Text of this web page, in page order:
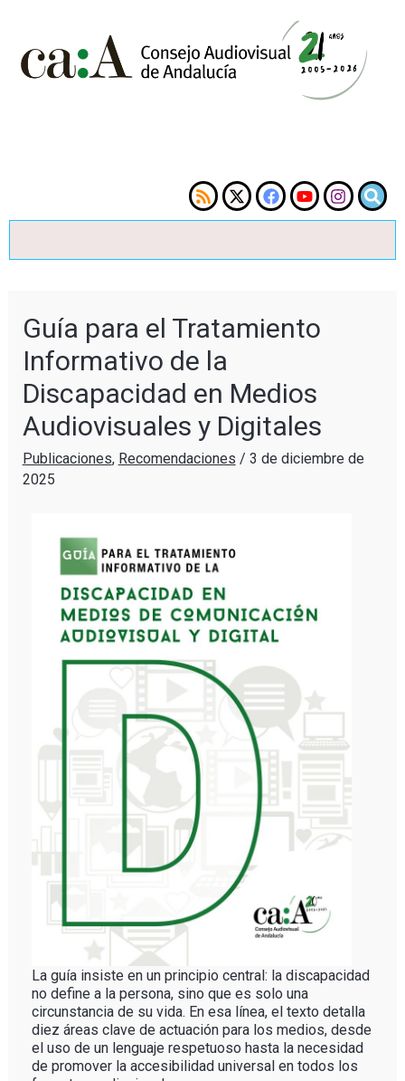
Guía para el Tratamiento
Informativo de la
Discapacidad en Medios
Audiovisuales y Digitales
Publicaciones, Recomendaciones / 3 de diciembre de
2025
La guía insiste en un principio central: la discapacidad
no define a la persona, sino que es solo una
circunstancia de su vida. En esa línea, el texto detalla
diez áreas clave de actuación para los medios, desde
el uso de un lenguaje respetuoso hasta la necesidad
de promover la accesibilidad universal en todos los